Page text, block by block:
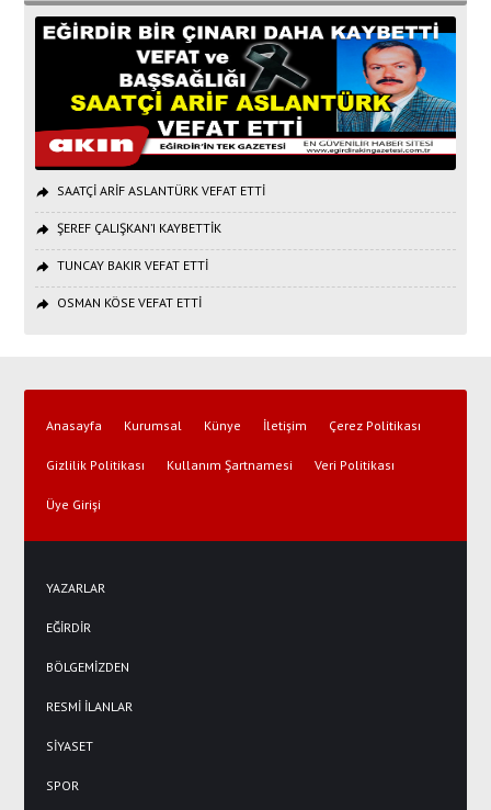
SAATÇİ ARİF ASLANTÜRK VEFAT ETTİ
ŞEREF ÇALIŞKAN’I KAYBETTİK
TUNCAY BAKIR VEFAT ETTİ
OSMAN KÖSE VEFAT ETTİ
Anasayfa Kurumsal Künye İletişim Çerez Politikası
Gizlilik Politikası Kullanım Şartnamesi Veri Politikası
Üye Girişi
YAZARLAR
EĞİRDİR
BÖLGEMİZDEN
RESMİ İLANLAR
SİYASET
SPOR